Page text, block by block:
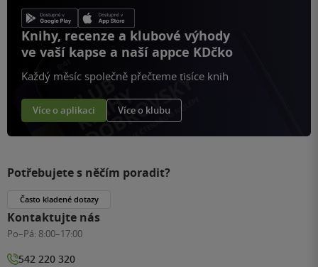
Knihy, recenze a klubové výhody
ve vaší kapse a naší appce KDčko
Každý měsíc společně přečteme tisíce knih
Více o aplikaci Více o klubu
Potřebujete s něčím poradit?
Často kladené dotazy
Kontaktujte nás
Po–Pá: 8:00–17:00
542 220 320